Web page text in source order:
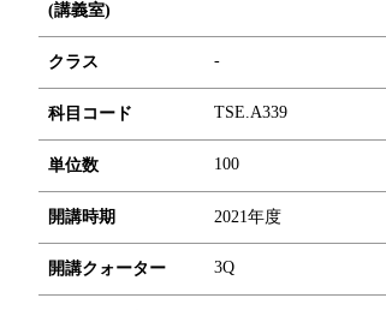
(講義室)
クラス -
科目コード TSE.A339
単位数 100
開講時期 2021年度
開講クォーター 3Q